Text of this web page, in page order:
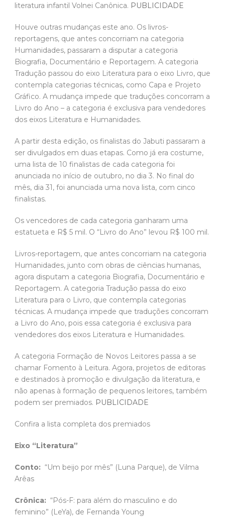
literatura infantil Volnei Canônica. PUBLICIDADE
Houve outras mudanças este ano. Os livros-
reportagens, que antes concorriam na categoria
Humanidades, passaram a disputar a categoria
Biografia, Documentário e Reportagem. A categoria
Tradução passou do eixo Literatura para o eixo Livro, que
contempla categorias técnicas, como Capa e Projeto
Gráfico. A mudança impede que traduções concorram a
Livro do Ano – a categoria é exclusiva para vendedores
dos eixos Literatura e Humanidades.
A partir desta edição, os finalistas do Jabuti passaram a
ser divulgados em duas etapas. Como já era costume,
uma lista de 10 finalistas de cada categoria foi
anunciada no início de outubro, no dia 3. No final do
mês, dia 31, foi anunciada uma nova lista, com cinco
finalistas.
Os vencedores de cada categoria ganharam uma
estatueta e R$ 5 mil. O “Livro do Ano” levou R$ 100 mil.
Livros-reportagem, que antes concorriam na categoria
Humanidades, junto com obras de ciências humanas,
agora disputam a categoria Biografia, Documentário e
Reportagem. A categoria Tradução passa do eixo
Literatura para o Livro, que contempla categorias
técnicas. A mudança impede que traduções concorram
a Livro do Ano, pois essa categoria é exclusiva para
vendedores dos eixos Literatura e Humanidades.
A categoria Formação de Novos Leitores passa a se
chamar Fomento à Leitura. Agora, projetos de editoras
e destinados à promoção e divulgação da literatura, e
não apenas à formação de pequenos leitores, também
podem ser premiados. PUBLICIDADE
Confira a lista completa dos premiados
Eixo “Literatura”
Conto: “Um beijo por mês” (Luna Parque), de Vilma
Arêas
Crônica: “Pós-F: para além do masculino e do
feminino” (LeYa), de Fernanda Young